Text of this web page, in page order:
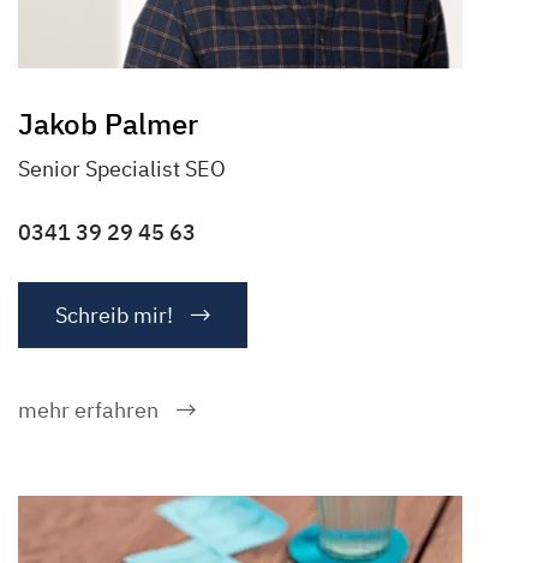
Jakob Palmer
Senior Specialist SEO
0341 39 29 45 63
Schreib mir!
mehr erfahren